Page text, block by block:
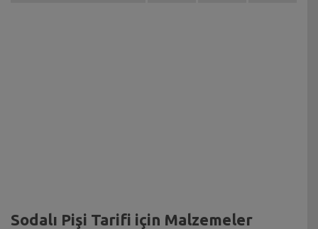
Sodalı Pişi Tarifi için Malzemeler